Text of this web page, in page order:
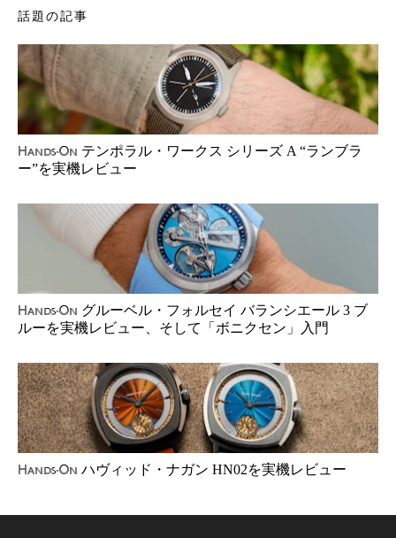
話題の記事
Hands-On テンポラル・ワークス シリーズ A “ランブラ
ー”を実機レビュー
Hands-On グルーベル・フォルセイ バランシエール 3 ブ
ルーを実機レビュー、そして「ボニクセン」入門
Hands-On ハヴィッド・ナガン HN02を実機レビュー